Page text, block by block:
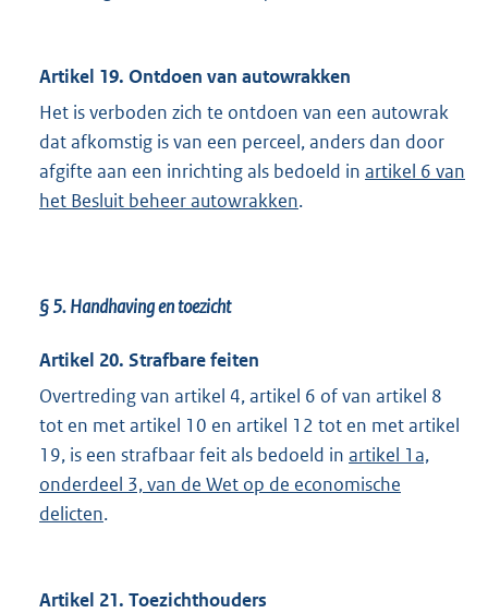
Artikel 19. Ontdoen van autowrakken
Het is verboden zich te ontdoen van een autowrak
dat afkomstig is van een perceel, anders dan door
afgifte aan een inrichting als bedoeld in artikel 6 van
het Besluit beheer autowrakken.
§ 5.Handhaving en toezicht
Artikel 20. Strafbare feiten
Overtreding van artikel 4, artikel 6 of van artikel 8
tot en met artikel 10 en artikel 12 tot en met artikel
19, is een strafbaar feit als bedoeld in artikel 1a,
onderdeel 3, van de Wet op de economische
delicten.
Artikel 21. Toezichthouders